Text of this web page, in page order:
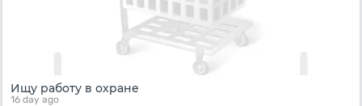
Ищу работу в охране
16 day ago